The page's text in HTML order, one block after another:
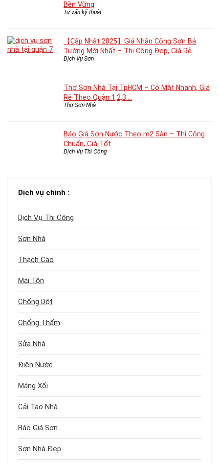
Bền Vững
Tư vấn kỹ thuật
【Cập Nhật 2025】Giá Nhân Công Sơn Bả
Tường Mới Nhất – Thi Công Đẹp, Giá Rẻ
Dịch Vụ Sơn
Thợ Sơn Nhà Tại TpHCM – Có Mặt Nhanh, Giá
Rẻ Theo Quận 1,2,3….
Thợ Sơn Nhà
Báo Giá Sơn Nước Theo m2 Sàn – Thi Công
Chuẩn, Giá Tốt
Dịch Vụ Thi Công
Dịch vụ chính :
Dịch Vụ Thi Công
Sơn Nhà
Thạch Cao
Mái Tôn
Chống Dột
Chống Thấm
Sửa Nhà
Điện Nước
Máng Xối
Cải Tạo Nhà
Báo Giá Sơn
Sơn Nhà Đẹp